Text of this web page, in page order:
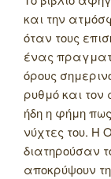
και την
όταν τους
ένας
όρους
ρυθμό και
ήδη η φήμη
νύχτες του. Η
διατηρούσαν
αποκρύψουν